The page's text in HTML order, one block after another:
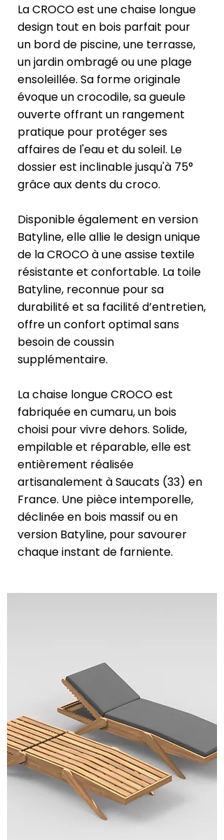
La CROCO est une chaise longue
design tout en bois parfait pour
un bord de piscine, une terrasse,
un jardin ombragé ou une plage
ensoleillée. Sa forme originale
évoque un crocodile, sa gueule
ouverte offrant un rangement
pratique pour protéger ses
affaires de l'eau et du soleil. Le
dossier est inclinable jusqu'à 75°
grâce aux dents du croco.
Disponible également en version
Batyline, elle allie le design unique
de la CROCO à une assise textile
résistante et confortable. La toile
Batyline, reconnue pour sa
durabilité et sa facilité d’entretien,
offre un confort optimal sans
besoin de coussin
supplémentaire.
La chaise longue CROCO est
fabriquée en cumaru, un bois
choisi pour vivre dehors. Solide,
empilable et réparable, elle est
entièrement réalisée
artisanalement à Saucats (33) en
France. Une pièce intemporelle,
déclinée en bois massif ou en
version Batyline, pour savourer
chaque instant de farniente.